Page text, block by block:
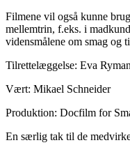
Filmene vil også kunne
mellemtrin, f.eks. i
vidensmålene om smag og
Tilrettelæggelse: Eva
Vært: Mikael Schneider
Produktion: Docfilm for
En særlig tak til de